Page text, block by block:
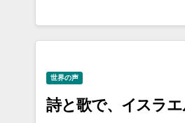
世界の声
詩と歌で、イスラ